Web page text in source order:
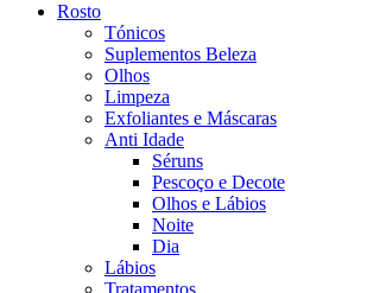
Rosto
Tónicos
Suplementos Beleza
Olhos
Limpeza
Exfoliantes e Máscaras
Anti Idade
Séruns
Pescoço e Decote
Olhos e Lábios
Noite
Dia
Lábios
Tratamentos